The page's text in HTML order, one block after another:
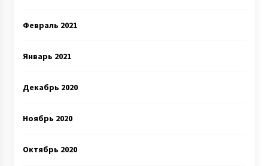
Февраль 2021
Январь 2021
Декабрь 2020
Ноябрь 2020
Октябрь 2020